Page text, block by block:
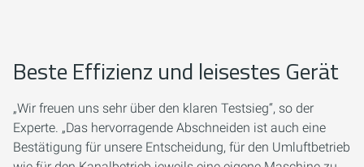
Beste Effizienz und leisestes Gerät
„Wir freuen uns sehr über den klaren Testsieg“, so der
Experte. „Das hervorragende Abschneiden ist auch eine
Bestätigung für unsere Entscheidung, für den Umluftbetrieb